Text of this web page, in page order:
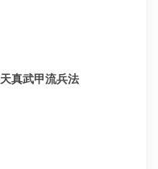
真武甲流兵法